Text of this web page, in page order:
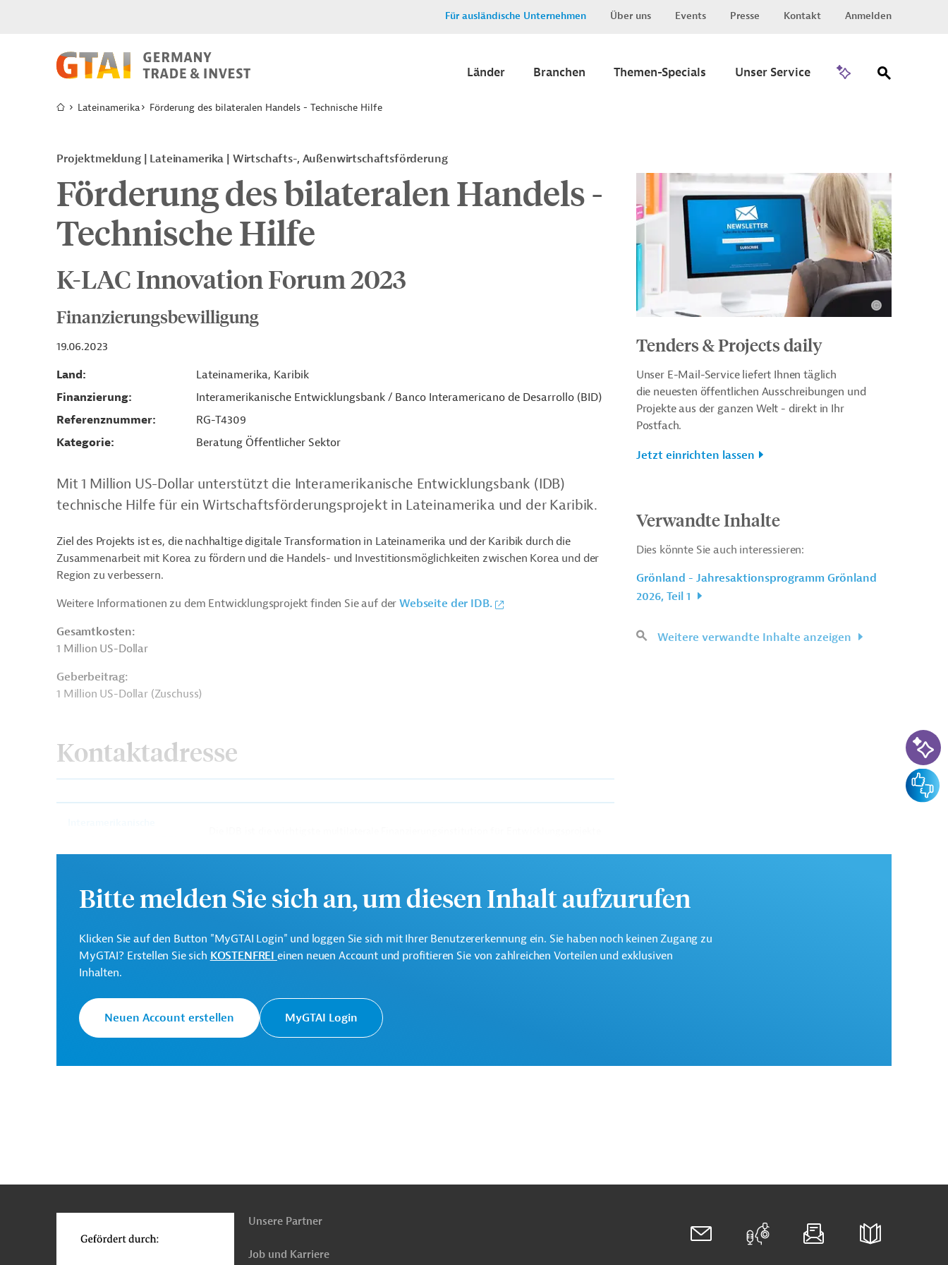
Für ausländische Unternehmen Über uns Events Presse Kontakt Anmelden
Länder Branchen Themen-Specials Unser Service
Lateinamerika Förderung des bilateralen Handels - Technische Hilfe
Projektmeldung Lateinamerika Wirtschafts-, Außenwirtschaftsförderung
Förderung des bilateralen Handels -
Technische Hilfe
K-LAC Innovation Forum 2023
Finanzierungsbewilligung
19.06.2023
Land
Lateinamerika, Karibik
Finanzierung
Interamerikanische Entwicklungsbank / Banco Interamericano de Desarrollo (BID)
Referenznummer
RG-T4309
Kategorie
Beratung Öffentlicher Sektor
Mit 1 Million US-Dollar unterstützt die Interamerikanische Entwicklungsbank (IDB)
technische Hilfe für ein Wirtschaftsförderungsprojekt in Lateinamerika und der Karibik.
Ziel des Projekts ist es, die nachhaltige digitale Transformation in Lateinamerika und der Karibik durch die
Zusammenarbeit mit Korea zu fördern und die Handels- und Investitionsmöglichkeiten zwischen Korea und der
Region zu verbessern.
Weitere Informationen zu dem Entwicklungsprojekt finden Sie auf derWebseite der IDB.
Gesamtkosten:
1 Million US-Dollar
Geberbeitrag:
1 Million US-Dollar (Zuschuss)
Kontaktadresse
Internet-, Telekommunikationsdienste
Handel und Vertrieb, übergreifend Projekte
Tenders & Projects daily
Unser E-Mail-Service liefert Ihnen täglich
die neuesten öffentlichen Ausschreibungen und
Projekte aus der ganzen Welt - direkt in Ihr
Postfach.
Jetzt einrichten lassen
Verwandte Inhalte
Dies könnte Sie auch interessieren:
Grönland - Jahresaktionsprogramm Grönland
2026, Teil 1
Weitere verwandte Inhalte anzeigen
Bitte melden Sie sich an, um diesen Inhalt aufzurufen
Klicken Sie auf den Button "MyGTAI Login" und loggen Sie sich mit Ihrer Benutzererkennung ein. Sie haben noch keinen Zugang zu
MyGTAI? Erstellen Sie sich KOSTENFREI einen neuen Account und profitieren Sie von zahlreichen Vorteilen und exklusiven
Inhalten.
Neuen Account erstellen MyGTAI Login
oben
Unsere Partner
Job und Karriere
KI-